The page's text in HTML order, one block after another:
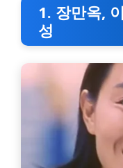
1. 장만옥,
성